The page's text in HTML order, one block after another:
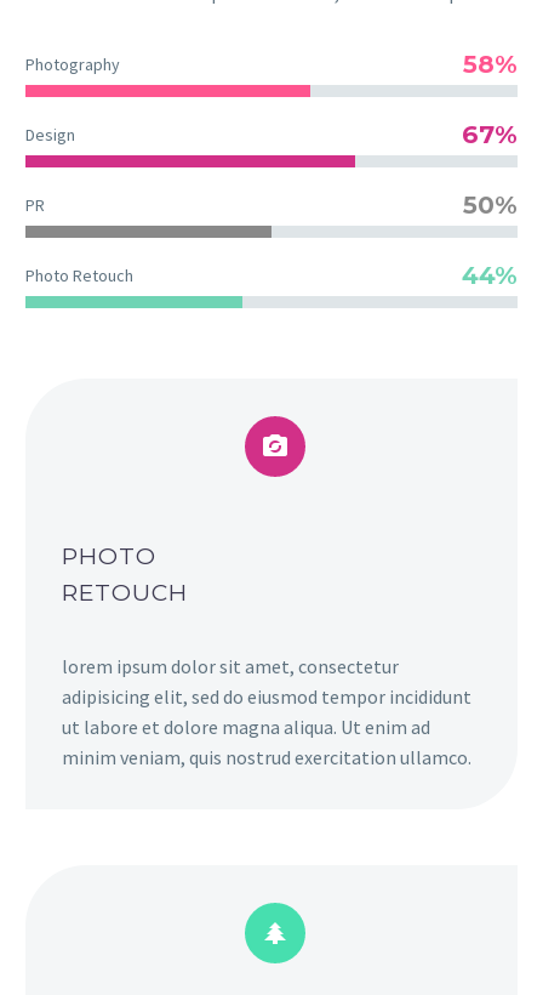
Photography 58%
Design 67%
PR 50%
Photo Retouch 44%


PHOTO
RETOUCH
lorem ipsum dolor sit amet, consectetur
adipisicing elit, sed do eiusmod tempor incididunt
ut labore et dolore magna aliqua. Ut enim ad
minim veniam, quis nostrud exercitation ullamco.

